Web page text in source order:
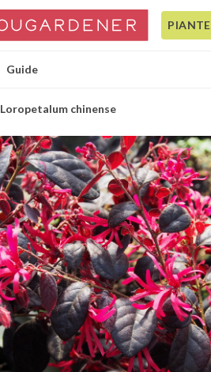
PIANTE
Guide
Loropetalum chinense